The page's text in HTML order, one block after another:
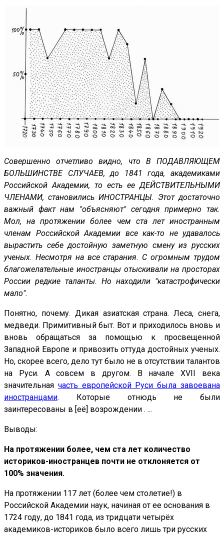
Совершенно отчетливо видно, что В ПОДАВЛЯЮЩЕМ
БОЛЬШИНСТВЕ СЛУЧАЕВ, до 1841 года, академиками
Российской Академии, то есть ее ДЕЙСТВИТЕЛЬНЫМИ
ЧЛЕНАМИ, становились ИНОСТРАНЦЫ. Этот достаточно
важный факт нам "объясняют" сегодня примерно так.
Мол, на протяжении более чем ста лет иностранным
членам Российской Академии все как-то не удавалось
вырастить себе достойную заметную смену из русских
ученых. Несмотря на все старания. С огромным трудом
благожелательные иностранцы отыскивали на просторах
России редкие таланты. Но находили "катастрофически
мало".
Понятно, почему. Дикая азиатская страна. Леса, снега,
медведи. Примитивный быт. Вот и приходилось вновь и
вновь обращаться за помощью к просвещенной
Западной Европе и привозить оттуда достойных ученых.
Но, скорее всего, дело тут было не в отсутствии талантов
на Руси. А совсем в другом. В начале XVII века
значительная часть европейской Руси была завоевана
иностранцами. Которые отнюдь не были
заинтересованы в [её] возрождении . ...
Выводы:
На протяжении более, чем ста лет количество
историков-иностранцев почти не отклоняется от
100% значения.
На протяжении 117 лет (более чем столетие!) в
Российской Академии наук, начиная от ее основания в
1724 году, до 1841 года, из тридцати четырёх
академиков-историков было всего лишь три русских